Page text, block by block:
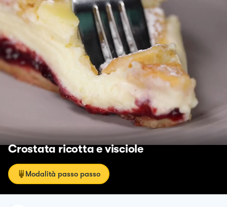
Crostata ricotta e visciole
Modalità passo passo